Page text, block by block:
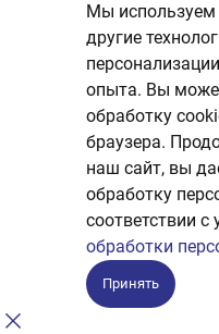
Мы
другие
опыта. Вы
обработку
браузера.
наш сайт, вы
обработку
соответствии с
обработки
Принять